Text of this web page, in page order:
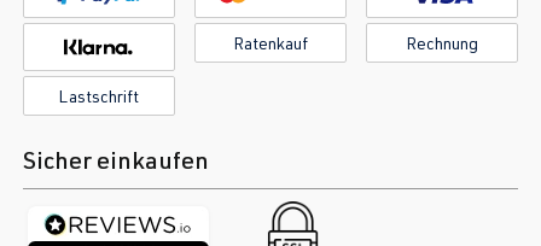
Ratenkauf Rechnung
Lastschrift
Sicher einkaufen